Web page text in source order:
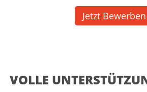
Jetzt Bewerben
VOLLE